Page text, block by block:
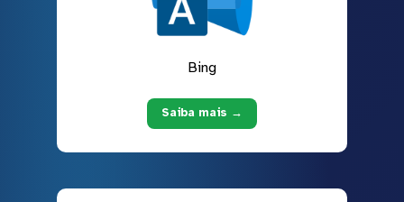
Bing
Saiba mais →